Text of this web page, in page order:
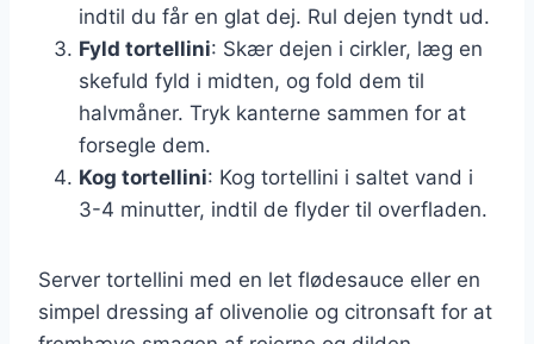
indtil du får en glat dej. Rul dejen tyndt ud.
Fyld tortellini: Skær dejen i cirkler, læg en
skefuld fyld i midten, og fold dem til
halvmåner. Tryk kanterne sammen for at
forsegle dem.
Kog tortellini: Kog tortellini i saltet vand i
3-4 minutter, indtil de flyder til overfladen.
Server tortellini med en let flødesauce eller en
simpel dressing af olivenolie og citronsaft for at